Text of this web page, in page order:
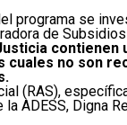
se
de
no son
(RAS),
ADESS, Digna